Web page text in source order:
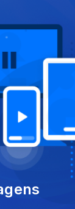
(Irão/
e investigador
as emboladas